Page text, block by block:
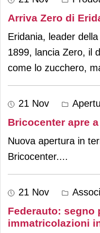
Arriva Zero di
Eridania, leader
1899, lancia Zero, il
come lo zucchero,
21 Nov
Bricocenter apre
Nuova apertura in
Bricocenter....
21 Nov
Federauto: segno
immatricolazioni